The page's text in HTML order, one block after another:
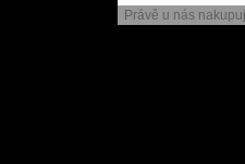
Právě u nás